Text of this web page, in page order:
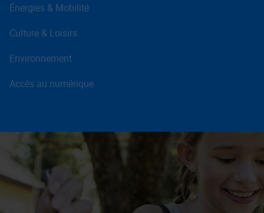
Énergies & Mobilité
Culture & Loisirs
Environnement
Accès au numérique